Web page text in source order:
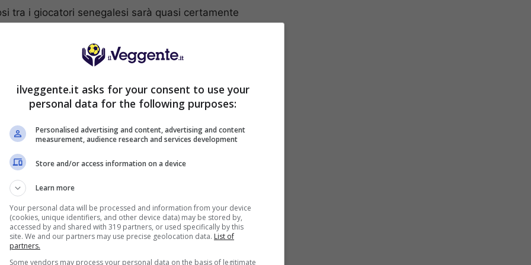
tra i giocatori senegalesi sarà quasi certamente
della squadra di Cissé è un gran colpitore di
, uno dei migliori in campo contro gli olandesi.
per il Qatar, che nella gara d’esordio ha
rischia
SPORTBET: 100€ SUBITO
deposito + fino a 50€ di
rimborso
sport + fino a 50€ di bonus
sul primo deposito
200€
Informazioni
GOLDBET: 2.050€
2050€ sport e casino
100% fino a 2.000€ in Bonus
del primo deposito fino a 50€
2050€
ilveggente.it asks for your consent to use your
personal data for the following purposes:
Personalised advertising and content, advertising and content
measurement, audience research and services development
Store and/or access information on a device
Learn more
Your personal data will be processed and information from your device
(cookies, unique identifiers, and other device data) may be stored by,
accessed by and shared with 319 partners, or used specifically by this
site. We and our partners may use precise geolocation data. List of
partners.
Some vendors may process your personal data on the basis of legitimate